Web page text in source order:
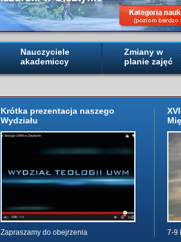
Nauczyciele
akademiccy
Zmiany w
planie zajęć
Krótka prezentacja naszego
Wydziału
Zapraszamy do obejrzenia 7-9